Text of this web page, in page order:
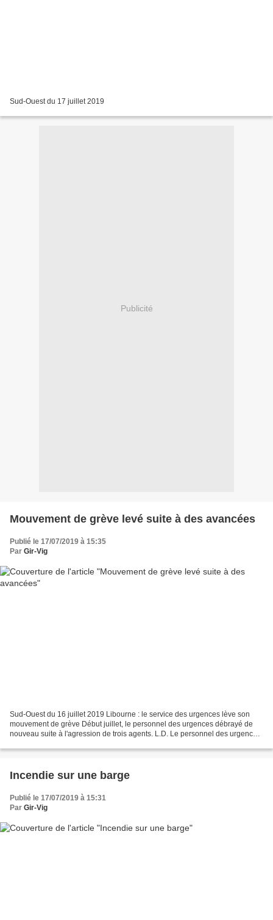
Sud-Ouest du 17 juillet 2019
Publicité
Mouvement de grève levé suite à des avancées
Publié le 17/07/2019 à 15:35
Par Gir-Vig
Sud-Ouest du 16 juillet 2019 Libourne : le service des urgences lève son
mouvement de grève Début juillet, le personnel des urgences débrayé de
nouveau suite à l'agression de trois agents. L.D. Le personnel des urgences
Incendie sur une barge
Publié le 17/07/2019 à 15:31
Par Gir-Vig